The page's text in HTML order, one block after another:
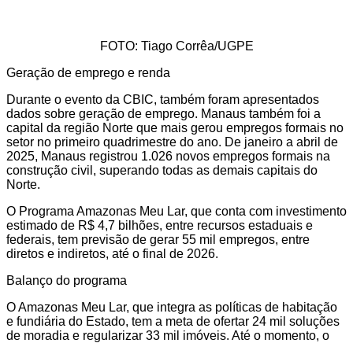
FOTO: Tiago Corrêa/UGPE
Geração de emprego e renda
Durante o evento da CBIC, também foram apresentados
dados sobre geração de emprego. Manaus também foi a
capital da região Norte que mais gerou empregos formais no
setor no primeiro quadrimestre do ano. De janeiro a abril de
2025, Manaus registrou 1.026 novos empregos formais na
construção civil, superando todas as demais capitais do
Norte.
O Programa Amazonas Meu Lar, que conta com investimento
estimado de R$ 4,7 bilhões, entre recursos estaduais e
federais, tem previsão de gerar 55 mil empregos, entre
diretos e indiretos, até o final de 2026.
Balanço do programa
O Amazonas Meu Lar, que integra as políticas de habitação
e fundiária do Estado, tem a meta de ofertar 24 mil soluções
de moradia e regularizar 33 mil imóveis. Até o momento, o